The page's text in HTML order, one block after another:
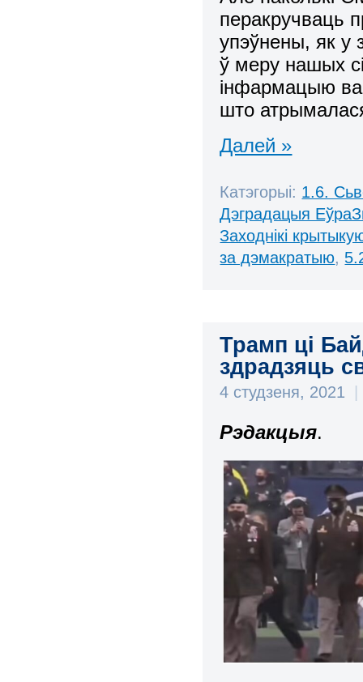
перакручваць
упэўнены, як у
ў меру нашых
інфармацыю
што
Далей »
Катэгорыі: 1.6.
Дэградацыя
Заходнікі
за дэмакратыю,
Трамп ці
здрадзяць
4 студзеня, 2021
Рэдакцыя.